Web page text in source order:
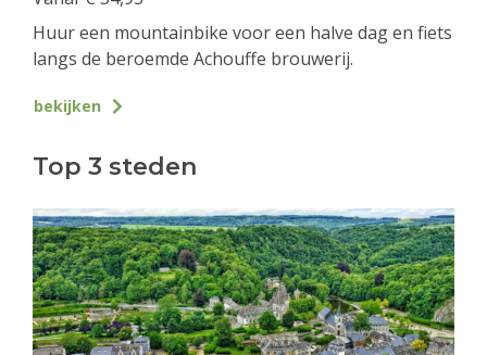
Huur een mountainbike voor een halve dag en fiets
langs de beroemde Achouffe brouwerij.
bekijken
Top 3 steden